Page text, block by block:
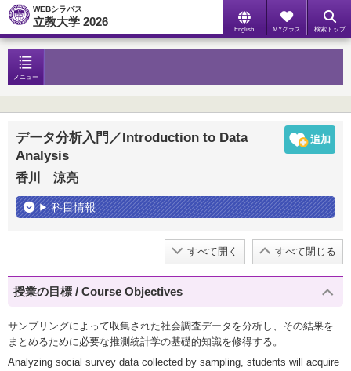
WEBシラバス
立教大学 2026
English MYクラス 検索トップ
メニュー
データ分析入門／Introduction to Data
Analysis
香川 涼亮
科目情報
すべて開く すべて閉じる
授業の目標 / Course Objectives
サンプリングによって収集された社会調査データを分析し、その結果を
まとめるために必要な推測統計学の基礎的知識を修得する。
Analyzing social survey data collected by sampling, students will acquire